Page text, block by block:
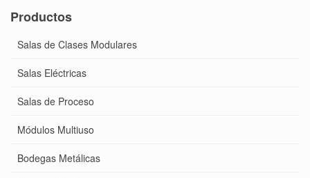
Productos
Salas de Clases Modulares
Salas Eléctricas
Salas de Proceso
Módulos Multiuso
Bodegas Metálicas